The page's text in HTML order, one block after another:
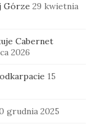
Górze 29 kwietnia
Cabernet
2026
15
grudnia 2025